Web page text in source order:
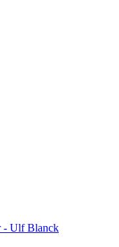
- Ulf Blanck